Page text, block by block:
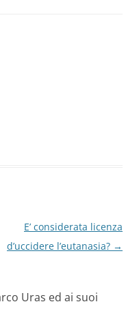
E’ considerata licenza
d’uccidere l’eutanasia? →
Uras ed ai suoi